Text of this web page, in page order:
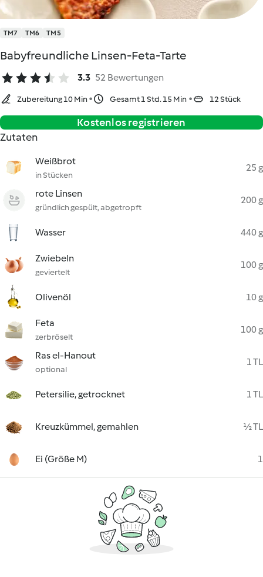
TM7 TM6 TM5
Babyfreundliche Linsen-Feta-Tarte
3.3 52 Bewertungen
Zubereitung 10 Min Gesamt 1 Std. 15 Min 12 Stück
Kostenlos registrieren
Zutaten
Weißbrot
in Stücken
25 g
rote Linsen
gründlich gespült, abgetropft
200 g
Wasser 440 g
Zwiebeln
geviertelt
100 g
Olivenöl 10 g
Feta
zerbröselt
100 g
Ras el-Hanout
optional
1 TL
Petersilie, getrocknet 1 TL
Kreuzkümmel, gemahlen ½ TL
Ei (Größe M) 1